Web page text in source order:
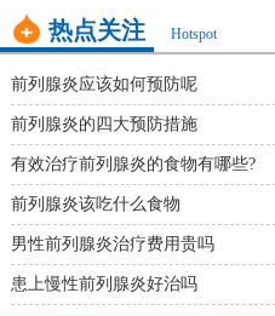
热点关注 Hotspot
前列腺炎应该如何预防呢
前列腺炎的四大预防措施
有效治疗前列腺炎的食物有哪些?
前列腺炎该吃什么食物
男性前列腺炎治疗费用贵吗
患上慢性前列腺炎好治吗